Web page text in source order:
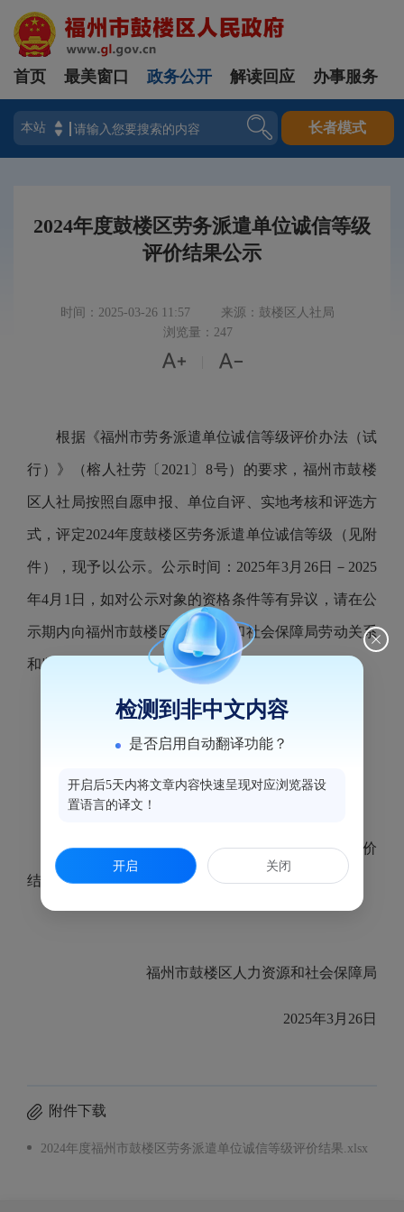
登录
首页 最美窗口 政务公开 解读回应 办事服务
长者模式
2024年度鼓楼区劳务派遣单位诚信等级
评价结果公示
时间：2025-03-26 11:57
来源：鼓楼区人社局
浏览量：247
 
根据《福州市劳务派遣单位诚信等级评价办法（试
行）》（榕人社劳〔 2021 〕8号）的要求，福州市鼓楼
区人社局按照自愿申报、单位自评、实地考核和评选方
式，评定2024年度鼓楼区劳务派遣单位诚信等级（见附
件），现予以公示。公示时间： 2025年3月 26日－ 2025
年4月 1 日，如对公示对象的资格条件等有异议，请在公
示期内向福州市鼓楼区人力资源和社会保障局劳动关系
和监察科反映情况。
0591－87861591
地址：福州市软件园 号楼三层
附件：2024年度鼓楼区劳务派遣单位诚信等级评价
结果
福州市鼓楼区人力资源和社会保障局
2025年3月26日
附件下载
2024年度福州市鼓楼区劳务派遣单位诚信等级评价结果.xlsx
检测到非中文内容
是否启用自动翻译功能？
开启后5天内将文章内容快速呈现对应浏览器设
置语言的译文！
开启 关闭